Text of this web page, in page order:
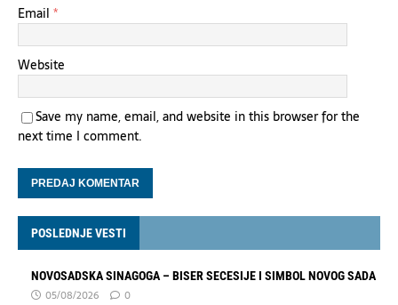
Email *
Website
Save my name, email, and website in this browser for the
next time I comment.
POSLEDNJE VESTI
NOVOSADSKA SINAGOGA – BISER SECESIJE I SIMBOL NOVOG SADA
05/08/2026 0